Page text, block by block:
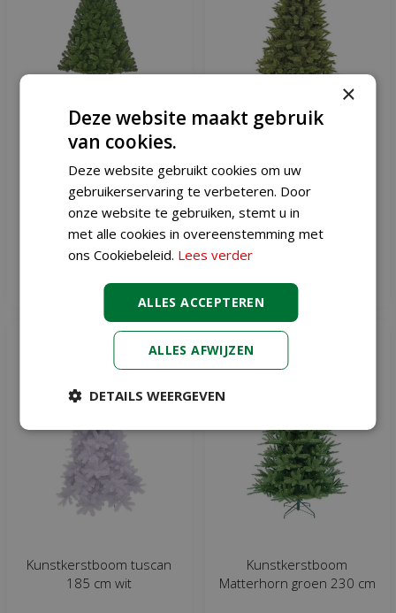
Kunstkerstboom charlton
€29,95
Meer informatie
Frosted slim Pine 155 cm
€ 125,00 €
Meer informatie
Kunstkerstboom tuscan
185 cm wit
Kunstkerstboom
Matterhorn groen 230 cm
×
Deze website maakt gebruik
van cookies.
Deze website gebruikt cookies om uw
gebruikerservaring te verbeteren. Door
onze website te gebruiken, stemt u in
met alle cookies in overeenstemming met
ons Cookiebeleid. Lees verder
ALLES ACCEPTEREN
ALLES AFWIJZEN
DETAILS WEERGEVEN